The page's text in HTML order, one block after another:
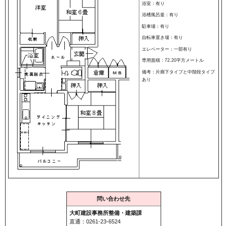
浴室：有り
浴槽風呂釜：有り
駐車場：有り
自転車置き場：有り
エレベーター：一部有り
専用面積：72.20平方メートル
備考：片廊下タイプと中階段タイプ
あり
問い合わせ先
大町建設事務所整備・建築課
直通：0261-23-6524